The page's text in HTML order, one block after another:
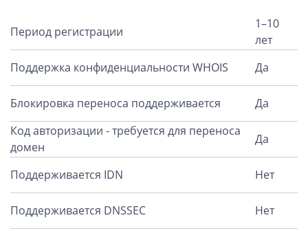
Период регистрации
1–10
лет
Поддержка конфиденциальности WHOIS
Да
Блокировка переноса поддерживается
Да
Код авторизации - требуется для переноса
домен
Да
Поддерживается IDN Нет
Поддерживается DNSSEC Нет